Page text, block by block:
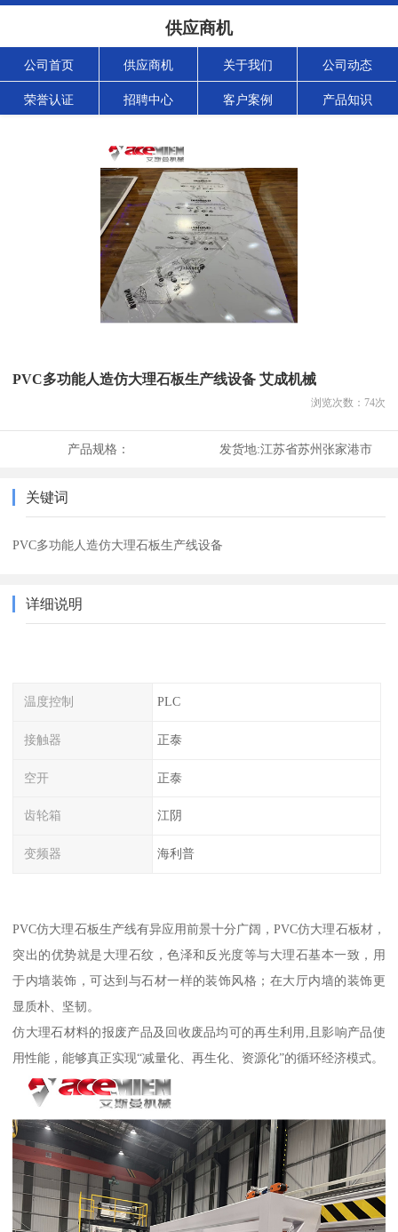
供应商机
公司首页 供应商机 关于我们 公司动态
荣誉认证 招聘中心 客户案例 产品知识
PVC多功能人造仿大理石板生产线设备 艾成机械
浏览次数： 74次
产品规格： 发货地:江苏省苏州张家港市
关键词
PVC多功能人造仿大理石板生产线设备
详细说明
温度控制 PLC
接触器 正泰
空开 正泰
齿轮箱 江阴
变频器 海利普
PVC仿大理石板生产线有异应用前景十分广阔，PVC仿大理石板材，
突出的优势就是大理石纹，色泽和反光度等与大理石基本一致，用
于内墙装饰，可达到与石材一样的装饰风格；在大厅内墙的装饰更
显质朴、坚韧。
仿大理石材料的报废产品及回收废品均可的再生利用,且影响产品使
用性能，能够真正实现“减量化、再生化、资源化”的循环经济模式。